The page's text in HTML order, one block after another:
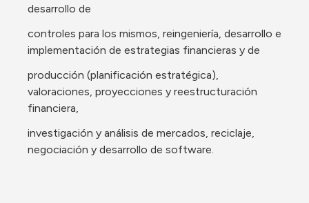
desarrollo de
controles para los mismos, reingeniería, desarrollo e
implementación de estrategias financieras y de
producción (planificación estratégica),
valoraciones, proyecciones y reestructuración
financiera,
investigación y análisis de mercados, reciclaje,
negociación y desarrollo de software.